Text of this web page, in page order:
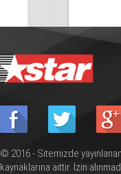
© 2016 - Sitemizde
kaynaklarına aittir. İzin